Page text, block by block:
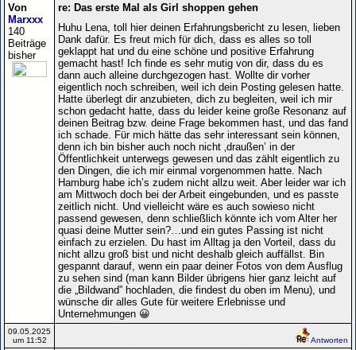
Von
Marxxx
140
Beiträge
bisher
re: Das erste Mal als Girl shoppen gehen
Huhu Lena, toll hier deinen Erfahrungsbericht zu lesen, lieben
Dank dafür. Es freut mich für dich, dass es alles so toll
geklappt hat und du eine schöne und positive Erfahrung
gemacht hast! Ich finde es sehr mutig von dir, dass du es
dann auch alleine durchgezogen hast. Wollte dir vorher
eigentlich noch schreiben, weil ich dein Posting gelesen hatte.
Hatte überlegt dir anzubieten, dich zu begleiten, weil ich mir
schon gedacht hatte, dass du leider keine große Resonanz auf
deinen Beitrag bzw. deine Frage bekommen hast, und das fand
ich schade. Für mich hätte das sehr interessant sein können,
denn ich bin bisher auch noch nicht ‚draußen’ in der
Öffentlichkeit unterwegs gewesen und das zählt eigentlich zu
den Dingen, die ich mir einmal vorgenommen hatte. Nach
Hamburg habe ich’s zudem nicht allzu weit. Aber leider war ich
am Mittwoch doch bei der Arbeit eingebunden, und es passte
zeitlich nicht. Und vielleicht wäre es auch sowieso nicht
passend gewesen, denn schließlich könnte ich vom Alter her
quasi deine Mutter sein?…und ein gutes Passing ist nicht
einfach zu erzielen. Du hast im Alltag ja den Vorteil, dass du
nicht allzu groß bist und nicht deshalb gleich auffällst. Bin
gespannt darauf, wenn ein paar deiner Fotos von dem Ausflug
zu sehen sind (man kann Bilder übrigens hier ganz leicht auf
die „Bildwand” hochladen, die findest du oben im Menu), und
wünsche dir alles Gute für weitere Erlebnisse und
Unternehmungen 😀
09.05.2025
um 11:52
Antworten